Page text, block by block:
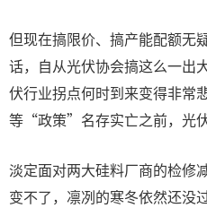
但现在搞限价、搞产能配额无
话，自从光伏协会搞这么一出
伏行业拐点何时到来变得非常
等“政策”名存实亡之前，光伏
淡定面对两大硅料厂商的检修
变不了，凛冽的寒冬依然还没